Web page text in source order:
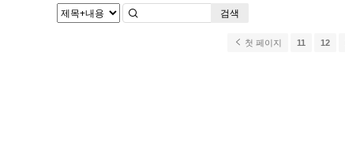
검색
첫 페이지 11 12